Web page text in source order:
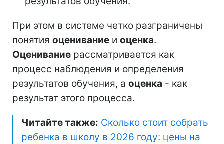
При этом в системе четко разграничены
понятия оценивание и оценка.
Оценивание рассматривается как
процесс наблюдения и определения
результатов обучения, а оценка - как
результат этого процесса.
Читайте также: Сколько стоит собрать
ребенка в школу в 2026 году: цены на